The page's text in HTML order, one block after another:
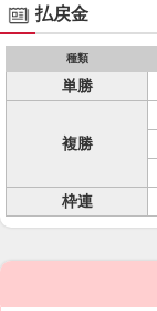
払戻金
種類
単勝
複勝
枠連